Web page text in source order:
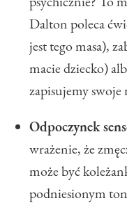
Dalton poleca
jest tego masa),
macie dziecko)
zapisujemy swoje
Odpoczynek
wrażenie, że
może być
podniesionym